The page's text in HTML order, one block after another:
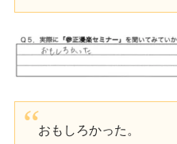
おもしろかった。